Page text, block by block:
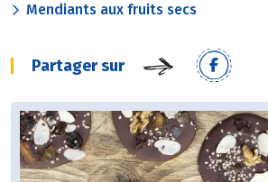
Mendiants aux fruits secs
Partager sur